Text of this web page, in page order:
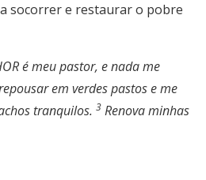
socorrer e restaurar o pobre
é meu pastor, e nada me
em verdes pastos e me
tranquilos. 3 Renova minhas